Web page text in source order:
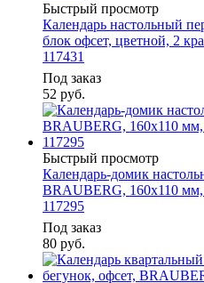
Быстрый просмотр
Календарь настольный
блок офсет, цветной, 2
117431
Под заказ
52 руб.
Быстрый просмотр
Календарь-домик
BRAUBERG, 160х110
117295
Под заказ
80 руб.